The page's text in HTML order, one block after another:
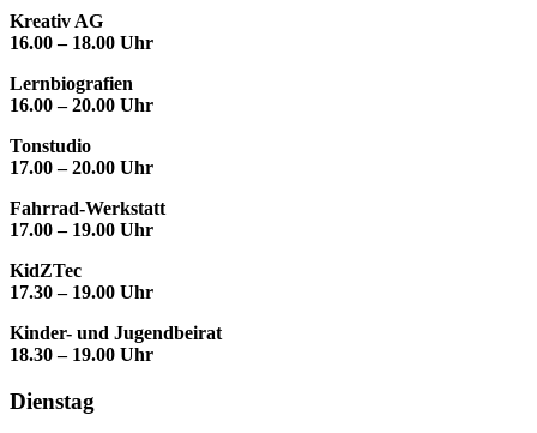
Kreativ AG
16.00 – 18.00 Uhr
Lernbiografien
16.00 – 20.00 Uhr
Tonstudio
17.00 – 20.00 Uhr
Fahrrad-Werkstatt
17.00 – 19.00 Uhr
KidZTec
17.30 – 19.00 Uhr
Kinder- und Jugendbeirat
18.30 – 19.00 Uhr
Dienstag